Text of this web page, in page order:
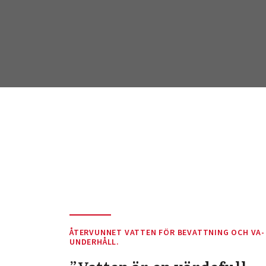
ÅTERVUNNET VATTEN FÖR BEVATTNING OCH VA-
UNDERHÅLL.